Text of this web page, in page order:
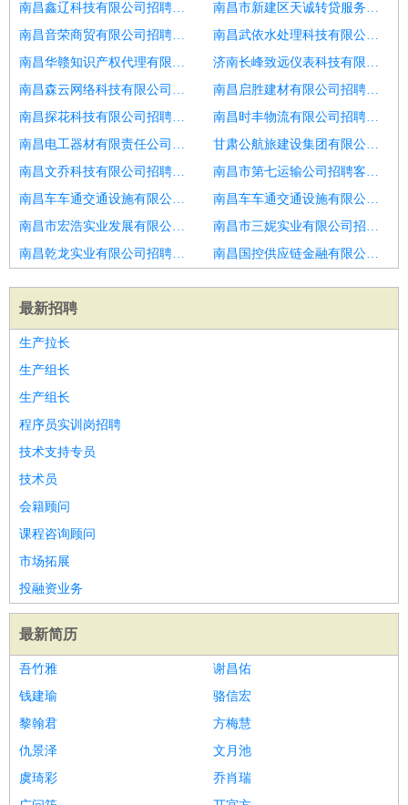
南昌鑫辽科技有限公司招聘医学客服专员
南昌市新建区天诚转贷服务有限公司招聘客服专员
南昌音荣商贸有限公司招聘客服人员
南昌武依水处理科技有限公司招聘客服
南昌华赣知识产权代理有限公司招聘客服专员
济南长峰致远仪表科技有限公司招聘CSR
南昌森云网络科技有限公司招聘快递客服
南昌启胜建材有限公司招聘客服
南昌探花科技有限公司招聘咨询热线客服
南昌时丰物流有限公司招聘客服专员
南昌电工器材有限责任公司招聘呼叫客服
甘肃公航旅建设集团有限公司招聘金融服务顾问
南昌文乔科技有限公司招聘客服专员
南昌市第七运输公司招聘客服专员
南昌车车通交通设施有限公司招聘客服专员
南昌车车通交通设施有限公司招聘客服专员
南昌市宏浩实业发展有限公司招聘电商客服主管
南昌市三妮实业有限公司招聘ICBU客服专员
南昌乾龙实业有限公司招聘网店客服【包吃住】
南昌国控供应链金融有限公司招聘客服助理
最新招聘
生产拉长
生产组长
生产组长
程序员实训岗招聘
技术支持专员
技术员
会籍顾问
课程咨询顾问
市场拓展
投融资业务
最新简历
吾竹雅
谢昌佑
钱建瑜
骆信宏
黎翰君
方梅慧
仇景泽
文月池
虞琦彩
乔肖瑞